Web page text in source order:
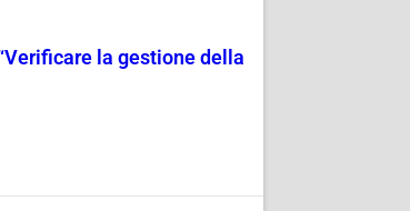
la gestione della